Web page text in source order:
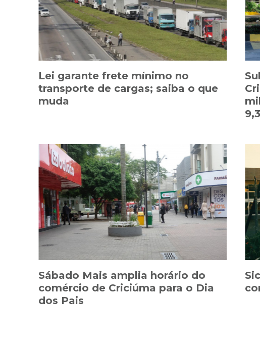
Lei garante frete mínimo no
transporte de cargas; saiba o que
muda
Sábado Mais amplia horário do
comércio de Criciúma para o Dia
dos Pais